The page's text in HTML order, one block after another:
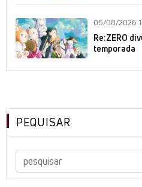
05/08/2026
Re:ZERO
temporada
PEQUISAR